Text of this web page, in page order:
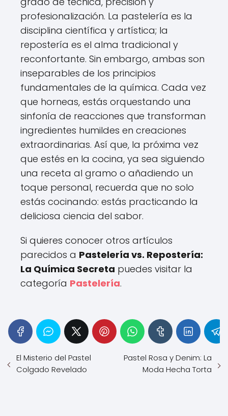
profesionalización. La pastelería es la
disciplina científica y artística; la
repostería es el alma tradicional y
reconfortante. Sin embargo, ambas son
inseparables de los principios
fundamentales de la química. Cada vez
que horneas, estás orquestando una
sinfonía de reacciones que transforman
ingredientes humildes en creaciones
extraordinarias. Así que, la próxima vez
que estés en la cocina, ya sea siguiendo
una receta al gramo o añadiendo un
toque personal, recuerda que no solo
estás cocinando: estás practicando la
deliciosa ciencia del sabor.
Si quieres conocer otros artículos
parecidos a Pastelería vs. Repostería:
La Química Secreta puedes visitar la
categoría Pastelería.
El Misterio del Pastel
Colgado Revelado
Pastel Rosa y Denim: La
Moda Hecha Torta